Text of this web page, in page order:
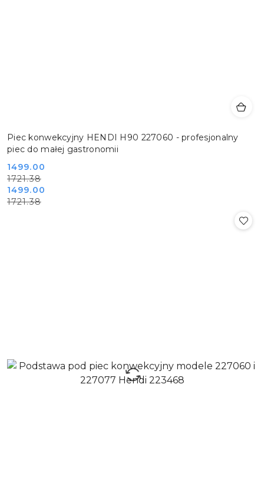
Piec konwekcyjny HENDI H90 227060 - profesjonalny
piec do małej gastronomii
Cena
promocyjna:
1499.00
Cena
przed
promocją:
1721.38
Cena
promocyjna:
1499.00
Cena
przed
1721.38